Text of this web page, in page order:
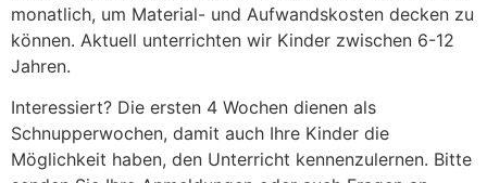
monatlich, um Material- und Aufwandskosten decken zu
können. Aktuell unterrichten wir Kinder zwischen 6-12
Jahren.
Interessiert? Die ersten 4 Wochen dienen als
Schnupperwochen, damit auch Ihre Kinder die
Möglichkeit haben, den Unterricht kennenzulernen. Bitte